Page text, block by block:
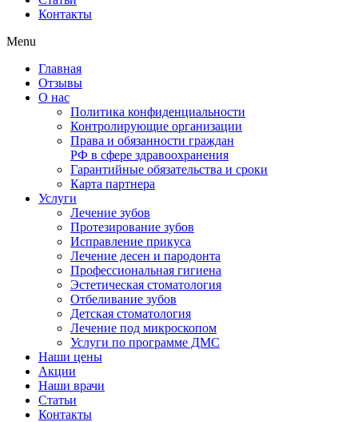
Контакты
Menu
Главная
Отзывы
О нас
Политика конфиденциальности
Контролирующие организации
Права и обязанности граждан
РФ в сфере здравоохранения
Гарантийные обязательства и сроки
Карта партнера
Услуги
Лечение зубов
Протезирование зубов
Исправление прикуса
Лечение десен и пародонта
Профессиональная гигиена
Эстетическая стоматология
Отбеливание зубов
Детская стоматология
Лечение под микроскопом
Услуги по программе ДМС
Наши цены
Акции
Наши врачи
Статьи
Контакты